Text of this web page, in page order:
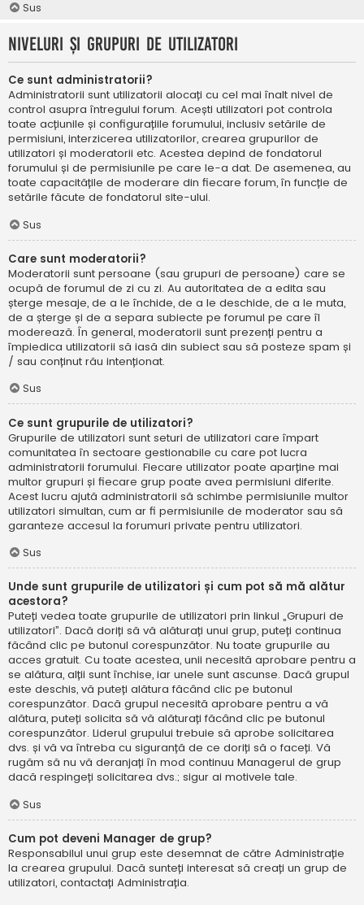
Sus
Niveluri și grupuri de utilizatori
Ce sunt administratorii?
Administratorii sunt utilizatorii alocați cu cel mai înalt nivel de
control asupra întregului forum. Acești utilizatori pot controla
toate acțiunile și configurațiile forumului, inclusiv setările de
permisiuni, interzicerea utilizatorilor, crearea grupurilor de
utilizatori și moderatorii etc. Acestea depind de fondatorul
forumului și de permisiunile pe care le-a dat. De asemenea, au
toate capacitățile de moderare din fiecare forum, în funcție de
setările făcute de fondatorul site-ului.
Sus
Care sunt moderatorii?
Moderatorii sunt persoane (sau grupuri de persoane) care se
ocupă de forumul de zi cu zi. Au autoritatea de a edita sau
șterge mesaje, de a le închide, de a le deschide, de a le muta,
de a șterge și de a separa subiecte pe forumul pe care îl
moderează. În general, moderatorii sunt prezenți pentru a
împiedica utilizatorii să iasă din subiect sau să posteze spam și
/ sau conținut rău intenționat.
Sus
Ce sunt grupurile de utilizatori?
Grupurile de utilizatori sunt seturi de utilizatori care împart
comunitatea în sectoare gestionabile cu care pot lucra
administratorii forumului. Fiecare utilizator poate aparține mai
multor grupuri și fiecare grup poate avea permisiuni diferite.
Acest lucru ajută administratorii să schimbe permisiunile multor
utilizatori simultan, cum ar fi permisiunile de moderator sau să
garanteze accesul la forumuri private pentru utilizatori.
Sus
Unde sunt grupurile de utilizatori și cum pot să mă alătur
acestora?
Puteți vedea toate grupurile de utilizatori prin linkul „Grupuri de
utilizatori”. Dacă doriți să vă alăturați unui grup, puteți continua
făcând clic pe butonul corespunzător. Nu toate grupurile au
acces gratuit. Cu toate acestea, unii necesită aprobare pentru a
se alătura, alții sunt închise, iar unele sunt ascunse. Dacă grupul
este deschis, vă puteți alătura făcând clic pe butonul
corespunzător. Dacă grupul necesită aprobare pentru a vă
alătura, puteți solicita să vă alăturați făcând clic pe butonul
corespunzător. Liderul grupului trebuie să aprobe solicitarea
dvs. și vă va întreba cu siguranță de ce doriți să o faceți. Vă
rugăm să nu vă deranjați în mod continuu Managerul de grup
dacă respingeți solicitarea dvs.; sigur ai motivele tale.
Sus
Cum pot deveni Manager de grup?
Responsabilul unui grup este desemnat de către Administrație
la crearea grupului. Dacă sunteți interesat să creați un grup de
utilizatori, contactați Administrația.